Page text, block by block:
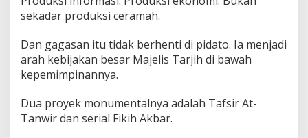
sekadar produksi ceramah.
Dan gagasan itu tidak berhenti di pidato. Ia menjadi
arah kebijakan besar Majelis Tarjih di bawah
kepemimpinannya.
Dua proyek monumentalnya adalah Tafsir At-
Tanwir dan serial Fikih Akbar.